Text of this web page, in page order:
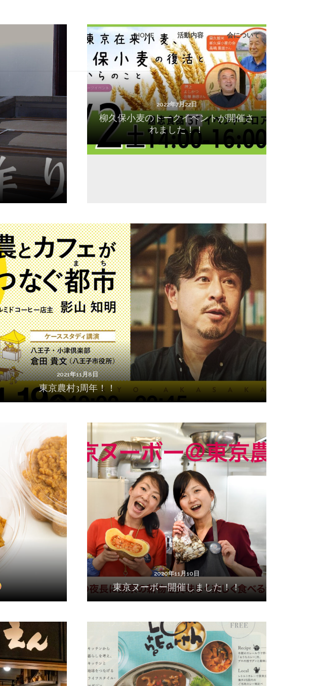
HOME 活動内容 会について
2022年7月22日
柳久保小麦のトークイベントが開催されまし
た！！
2022年7月22日
柳久保小麦のトークイベントが開催さ
れました！！
2021年11月8日
東京農村3周年！！
2021年11月8日
東京農村3周年！！
2020年11月10日
東京ヌーボー開催しました！！
2020年11月10日
東京ヌーボー開催しました！！